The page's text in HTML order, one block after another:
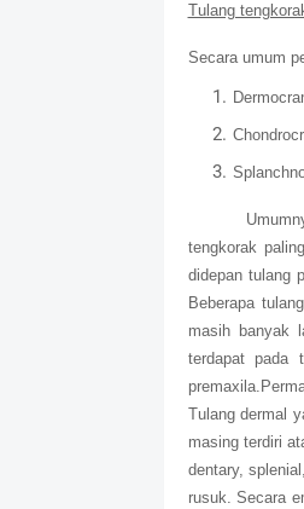
Tulang
Secara umum
tengkorak
didepan tulang
Beberapa
masih banyak
terdapat pada
Tulang dermal
masing terdiri
dentary,
rusuk. Secara